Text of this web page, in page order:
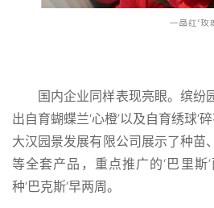
国内企业同样表现亮眼。缤纷
出自育蝴蝶兰‘心橙’以及自育绣球‘
大汉园景发展有限公司展示了种苗
等全套产品，重点推广的‘巴里斯
种‘巴克斯’早两周。